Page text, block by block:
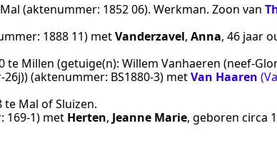
Mal (aktenummer: 1852 06). Werkman. Zoon van
1888 11) metVanderzavel, Anna, 46 jaar
te Millen (getuige(n): Willem Vanhaeren (neef-
26j)) (aktenummer: BS1880-3) metVan Haaren
te Mal of Sluizen.
169-1) met Herten, Jeanne Marie, geboren circa